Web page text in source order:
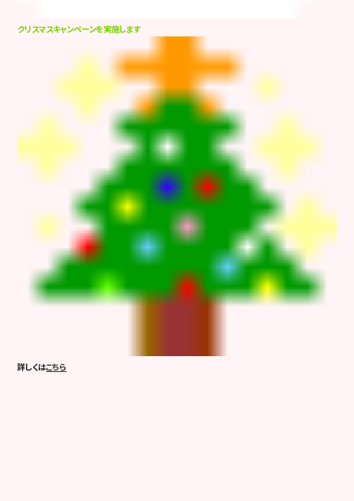
クリスマスキャンペーンを実施します
詳しくはこちら